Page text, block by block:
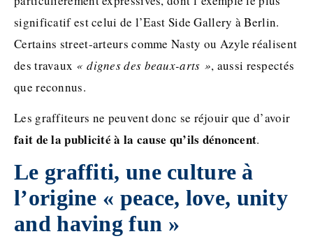
significatif est celui de l’East Side Gallery à Berlin.
Certains street-arteurs comme Nasty ou Azyle réalisent
des travaux « dignes des beaux-arts », aussi respectés
que reconnus.
Les graffiteurs ne peuvent donc se réjouir que d’avoir
fait de la publicité à la cause qu’ils dénoncent.
Le graffiti, une culture à
l’origine « peace, love, unity
and having fun »